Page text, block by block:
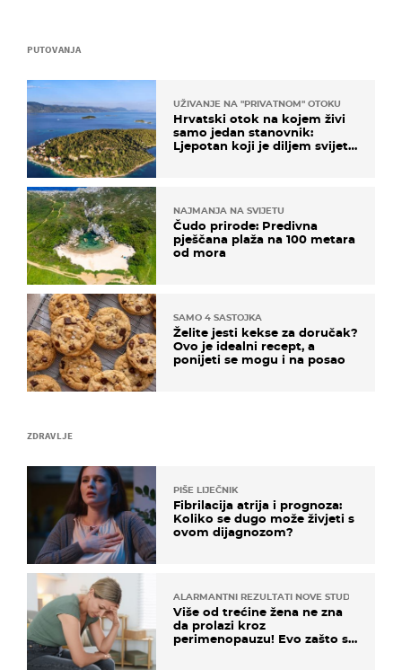
ZDRAVLJE
PIŠE LIJEČNIK
Fibrilacija atrija i prognoza:
Koliko se dugo može živjeti s
ovom dijagnozom?
ALARMANTNI REZULTATI NOVE STUDIJE
Više od trećine žena ne zna
da prolazi kroz
perimenopauzu! Evo zašto su
PUTOVANJA
UŽIVANJE NA "PRIVATNOM" OTOKU
Hrvatski otok na kojem živi
samo jedan stanovnik:
Ljepotan koji je diljem svijeta
NAJMANJA NA SVIJETU
Čudo prirode: Predivna
pješčana plaža na 100 metara
od mora
SAMO 4 SASTOJKA
Želite jesti kekse za doručak?
Ovo je idealni recept, a
ponijeti se mogu i na posao